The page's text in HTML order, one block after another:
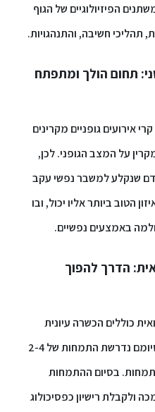
הפיזיולוגיים של הגוף
תהליכי חשיבה, והתנהגויות.
תחום הולך ומתפתח
אירועים גופניים מקרינים
על המצב הגופני. לכן,
שנקלע למשבר נפשי עקב
הטוב ביותר אליו יכול, ובו
באמצעים נפשיים.
הדרך להפוך
כוללים הכשרה עיונית
והתנסות מעשית (פרקטיקום) ובסיומם נדרשת התמחות של 2-4
בסיום ההתמחות
ולקבלת רישיון כפסיכולוג